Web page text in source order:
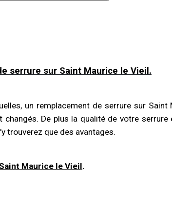
serrure sur Saint Maurice le Vieil.
un remplacement de serrure sur
De plus la qualité de votre
trouverez que des avantages.
Maurice le Vieil.